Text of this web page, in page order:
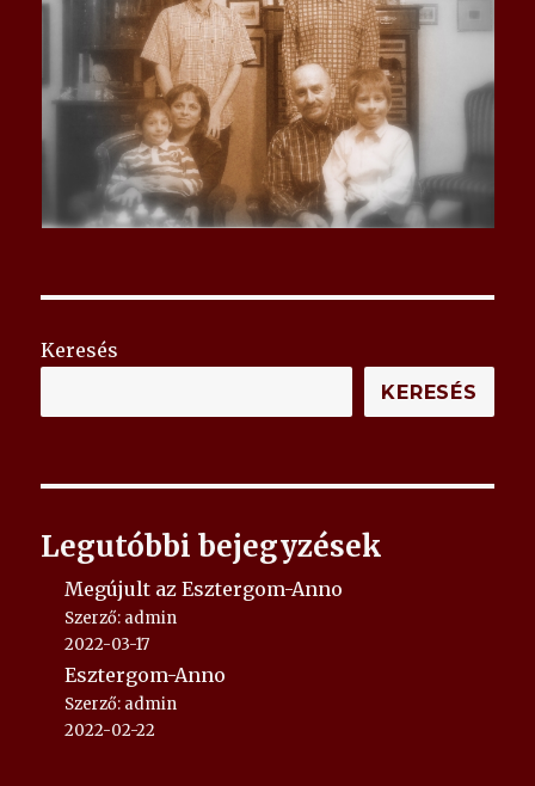
Keresés
KERESÉS
Legutóbbi bejegyzések
Megújult az Esztergom-Anno
Szerző: admin
2022-03-17
Esztergom-Anno
Szerző: admin
2022-02-22